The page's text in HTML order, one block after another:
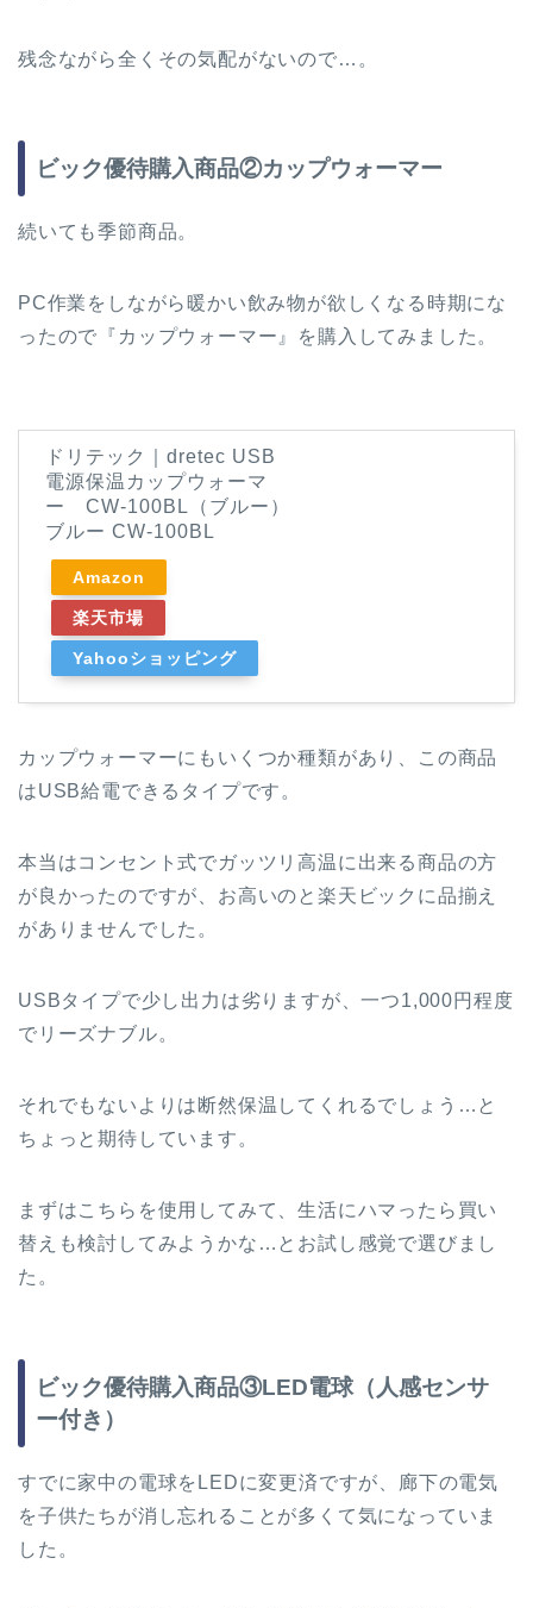
残念ながら全くその気配がないので…。
ビック優待購入商品②カップウォーマー
続いても季節商品。
PC作業をしながら暖かい飲み物が欲しくなる時期にな
ったので『カップウォーマー』を購入してみました。
ドリテック｜dretec USB
電源保温カップウォーマ
ー CW-100BL（ブルー）
ブルー CW-100BL
Amazon
楽天市場
Yahooショッピング
カップウォーマーにもいくつか種類があり、この商品
はUSB給電できるタイプです。
本当はコンセント式でガッツリ高温に出来る商品の方
が良かったのですが、お高いのと楽天ビックに品揃え
がありませんでした。
USBタイプで少し出力は劣りますが、一つ1,000円程度
でリーズナブル。
それでもないよりは断然保温してくれるでしょう…と
ちょっと期待しています。
まずはこちらを使用してみて、生活にハマったら買い
替えも検討してみようかな…とお試し感覚で選びまし
た。
ビック優待購入商品③LED電球（人感センサ
ー付き）
すでに家中の電球をLEDに変更済ですが、廊下の電気
を子供たちが消し忘れることが多くて気になっていま
した。